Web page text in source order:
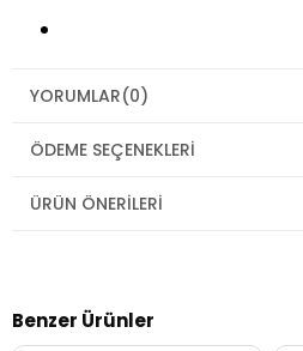
YORUMLAR(0)
ÖDEME SEÇENEKLERI
ÜRÜN ÖNERILERI
Benzer Ürünler